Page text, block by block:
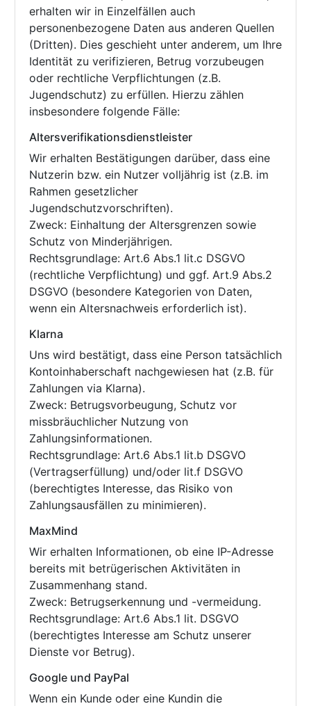
erhalten wir in Einzelfällen auch
personenbezogene Daten aus anderen Quellen
(Dritten). Dies geschieht unter anderem, um Ihre
Identität zu verifizieren, Betrug vorzubeugen
oder rechtliche Verpflichtungen (z.B.
Jugendschutz) zu erfüllen. Hierzu zählen
insbesondere folgende Fälle:
Altersverifikationsdienstleister
Wir erhalten Bestätigungen darüber, dass eine
Nutzerin bzw. ein Nutzer volljährig ist (z.B. im
Rahmen gesetzlicher
Jugendschutzvorschriften).
Zweck: Einhaltung der Altersgrenzen sowie
Schutz von Minderjährigen.
Rechtsgrundlage: Art.6 Abs.1 lit.c DSGVO
(rechtliche Verpflichtung) und ggf. Art.9 Abs.2
DSGVO (besondere Kategorien von Daten,
wenn ein Altersnachweis erforderlich ist).
Klarna
Uns wird bestätigt, dass eine Person tatsächlich
Kontoinhaberschaft nachgewiesen hat (z.B. für
Zahlungen via Klarna).
Zweck: Betrugsvorbeugung, Schutz vor
missbräuchlicher Nutzung von
Zahlungsinformationen.
Rechtsgrundlage: Art.6 Abs.1 lit.b DSGVO
(Vertragserfüllung) und/oder lit.f DSGVO
(berechtigtes Interesse, das Risiko von
Zahlungsausfällen zu minimieren).
MaxMind
Wir erhalten Informationen, ob eine IP-Adresse
bereits mit betrügerischen Aktivitäten in
Zusammenhang stand.
Zweck: Betrugserkennung und -vermeidung.
Rechtsgrundlage: Art.6 Abs.1 lit. DSGVO
(berechtigtes Interesse am Schutz unserer
Dienste vor Betrug).
Google und PayPal
Wenn ein Kunde oder eine Kundin die